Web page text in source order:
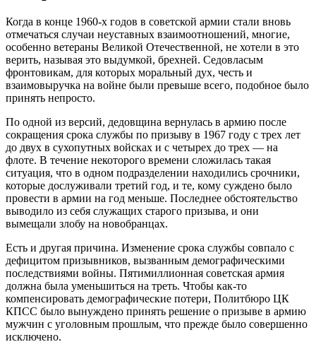
Когда в конце 1960-х годов в советской армии стали вновь
отмечаться случаи неуставных взаимоотношений, многие,
особенно ветераны Великой Отечественной, не хотели в это
верить, называя это выдумкой, брехней. Седовласым
фронтовикам, для которых моральный дух, честь и
взаимовыручка на войне были превыше всего, подобное было
принять непросто.
По одной из версий, дедовщина вернулась в армию после
сокращения срока службы по призыву в 1967 году с трех лет
до двух в сухопутных войсках и с четырех до трех — на
флоте. В течение некоторого времени сложилась такая
ситуация, что в одном подразделении находились срочники,
которые дослуживали третий год, и те, кому суждено было
провести в армии на год меньше. Последнее обстоятельство
выводило из себя служащих старого призыва, и они
вымещали злобу на новобранцах.
Есть и другая причина. Изменение срока службы совпало с
дефицитом призывников, вызванным демографическими
последствиями войны. Пятимиллионная советская армия
должна была уменьшиться на треть. Чтобы как-то
компенсировать демографические потери, Политбюро ЦК
КПСС было вынуждено принять решение о призыве в армию
мужчин с уголовным прошлым, что прежде было совершенно
исключено.